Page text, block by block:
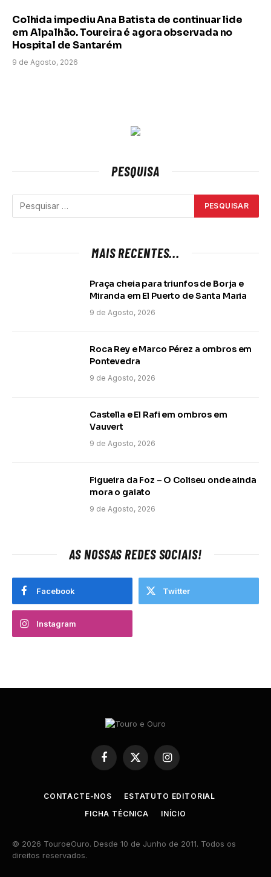
Colhida impediu Ana Batista de continuar lide
em Alpalhão. Toureira é agora observada no
Hospital de Santarém
9 de Agosto, 2026
PESQUISA
MAIS RECENTES...
Praça cheia para triunfos de Borja e
Miranda em El Puerto de Santa Maria
9 de Agosto, 2026
Roca Rey e Marco Pérez a ombros em
Pontevedra
9 de Agosto, 2026
Castella e El Rafi em ombros em
Vauvert
9 de Agosto, 2026
Figueira da Foz – O Coliseu onde ainda
mora o gaiato
9 de Agosto, 2026
AS NOSSAS REDES SOCIAIS!
Facebook Twitter
Instagram
Facebook
X
(Twitter)
Instagram
CONTACTE-NOS
ESTATUTO EDITORIAL
FICHA TÉCNICA
INÍCIO
© 2026 TouroeOuro. Desde 10 de Junho de 2011. Todos os
direitos reservados.